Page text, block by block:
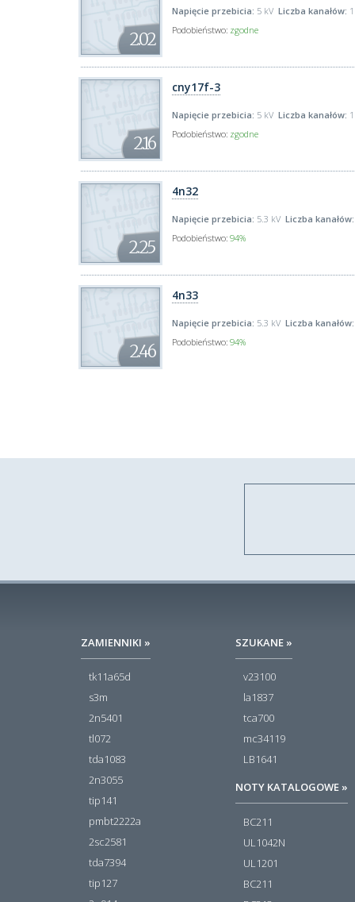
2.02
Napięcie przebicia: 5 kV Liczba kanałów: 1
Podobieństwo: zgodne
2.16
cny17f-3
Napięcie przebicia: 5 kV Liczba kanałów: 1
Podobieństwo: zgodne
2.25
4n32
Napięcie przebicia: 5.3 kV Liczba kanałów:
Podobieństwo: 94%
2.46
4n33
Napięcie przebicia: 5.3 kV Liczba kanałów:
Podobieństwo: 94%
ZAMIENNIKI »
tk11a65d
s3m
2n5401
tl072
tda1083
2n3055
tip141
pmbt2222a
2sc2581
tda7394
tip127
SZUKANE »
v23100
la1837
tca700
mc34119
LB1641
NOTY KATALOGOWE »
BC211
UL1042N
UL1201
BC211